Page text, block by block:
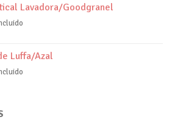
Lavadora/Goodgranel
Luffa/Azal